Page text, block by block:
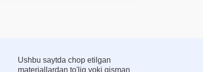
Ushbu saytda chop etilgan
materiallardan to'liq yoki qisman